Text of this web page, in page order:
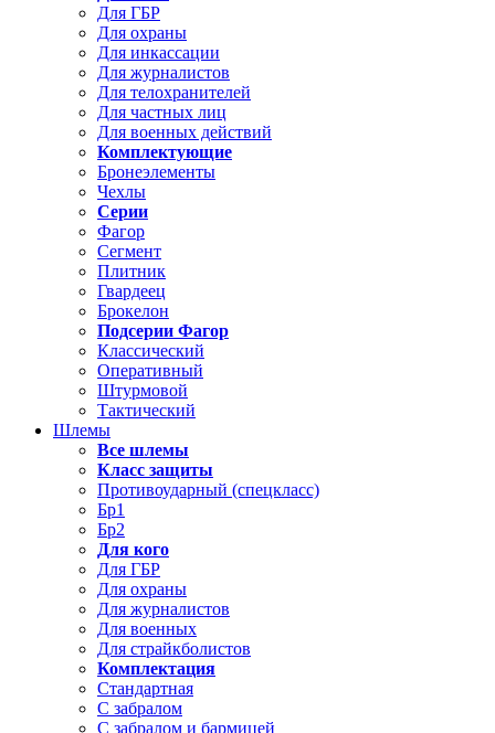
Для ГБР
Для охраны
Для инкассации
Для журналистов
Для телохранителей
Для частных лиц
Для военных действий
Комплектующие
Бронеэлементы
Чехлы
Серии
Фагор
Сегмент
Плитник
Гвардеец
Брокелон
Подсерии Фагор
Классический
Оперативный
Штурмовой
Тактический
Шлемы
Все шлемы
Класс защиты
Противоударный (спецкласс)
Бр1
Бр2
Для кого
Для ГБР
Для охраны
Для журналистов
Для военных
Для страйкболистов
Комплектация
Стандартная
С забралом
С забралом и бармицей